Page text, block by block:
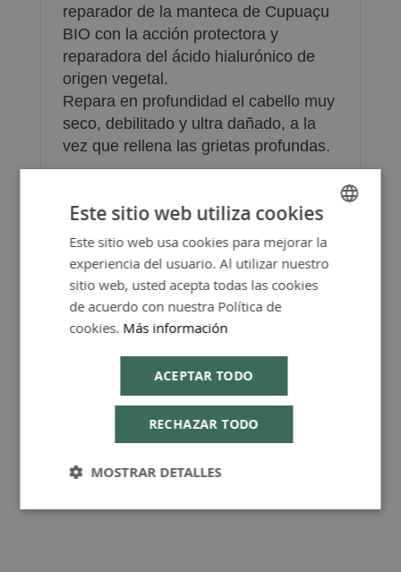
reparador de la manteca de Cupuaçu
BIO con la acción protectora y
reparadora del ácido hialurónico de
origen vegetal.
Repara en profundidad el cabello muy
seco, debilitado y ultra dañado, a la
vez que rellena las grietas profundas.
Más Información
Consejos de Compra Producto
SPANISH
ENGLISH
Este sitio web utiliza cookies
Este sitio web usa cookies para mejorar la
experiencia del usuario. Al utilizar nuestro
sitio web, usted acepta todas las cookies
de acuerdo con nuestra Política de
cookies. Más información
ACEPTAR TODO
RECHAZAR TODO
MOSTRAR DETALLES